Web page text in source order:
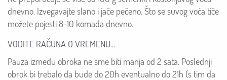
dnevno. Izvegavajte slano i jače pečeno. Što se suvog voća tiče
možete pojesti 8-10 komada dnevno.
VODITE RAČUNA O VREMENU...
Pauza između obroka ne sme biti manja od 2 sata. Poslednji
obrok bi trebalo da bude do 20h eventualno do 21h (s tim da